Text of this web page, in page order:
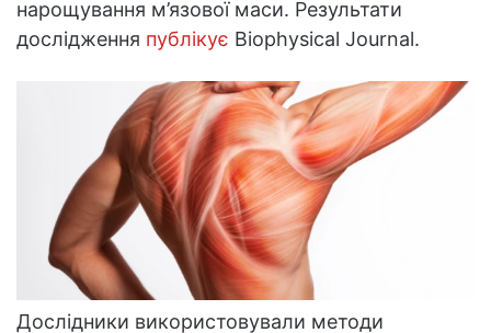
нарощування м’язової маси. Результати
дослідження публікує Biophysical Journal.
Дослідники використовували методи